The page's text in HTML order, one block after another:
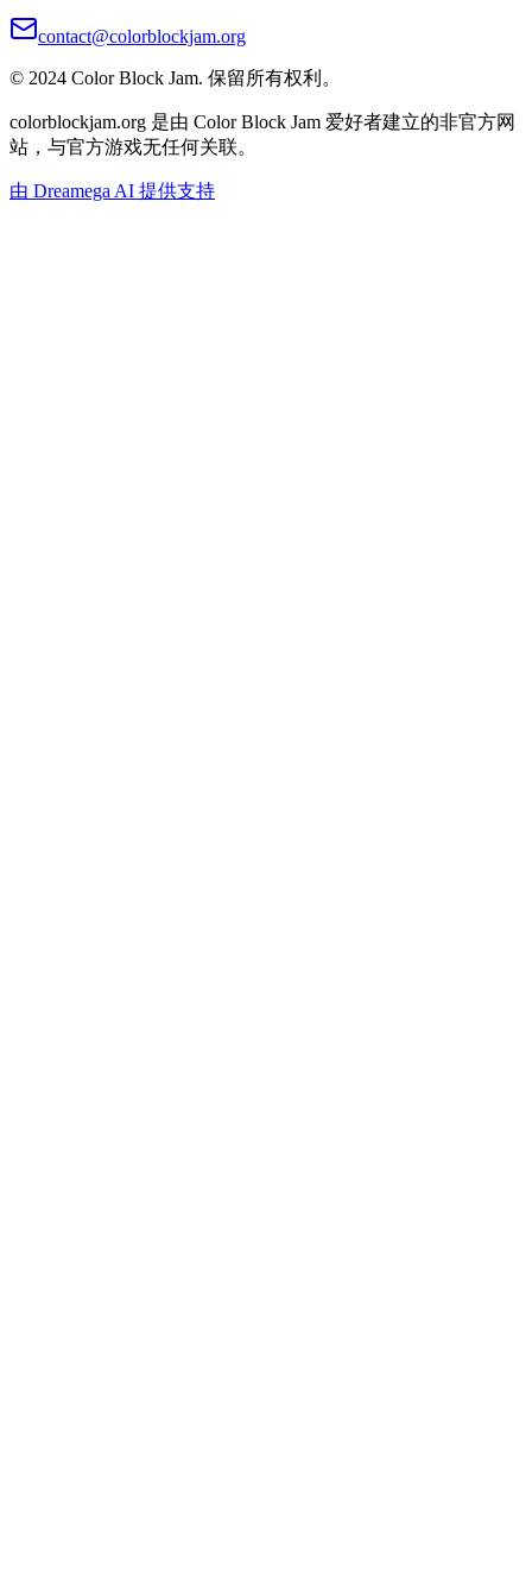
contact@colorblockjam.org
© 2024 Color Block Jam. 保留所有权利。
colorblockjam.org 是由 Color Block Jam 爱好者建立的非官方网
站，与官方游戏无任何关联。
由 Dreamega AI 提供支持